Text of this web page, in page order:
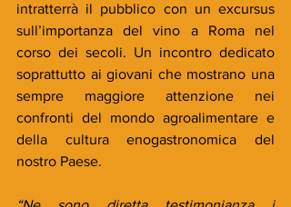
intratterrà il pubblico con un excursus
sull’importanza del vino a Roma nel
corso dei secoli. Un incontro dedicato
soprattutto ai giovani che mostrano una
sempre maggiore attenzione nei
confronti del mondo agroalimentare e
della cultura enogastronomica del
nostro Paese.